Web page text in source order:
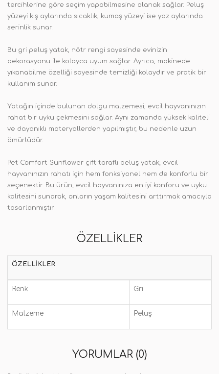
tercihlerine göre seçim yapabilmesine olanak sağlar. Peluş
yüzeyi kış aylarında sıcaklık, kumaş yüzeyi ise yaz aylarında
serinlik sunar.
Bu gri peluş yatak, nötr rengi sayesinde evinizin
dekorasyonu ile kolayca uyum sağlar. Ayrıca, makinede
yıkanabilme özelliği sayesinde temizliği kolaydır ve pratik bir
kullanım sunar.
Yatağın içinde bulunan dolgu malzemesi, evcil hayvanınızın
rahat bir uyku çekmesini sağlar. Aynı zamanda yüksek kaliteli
ve dayanıklı materyallerden yapılmıştır, bu nedenle uzun
ömürlüdür.
Pet Comfort Sunflower çift taraflı peluş yatak, evcil
hayvanınızın rahatı için hem fonksiyonel hem de konforlu bir
seçenektir. Bu ürün, evcil hayvanınıza en iyi konforu ve uyku
kalitesini sunarak, onların yaşam kalitesini arttırmak amacıyla
tasarlanmıştır.
ÖZELLIKLER
ÖZELLIKLER
Renk Gri
Malzeme Peluş
YORUMLAR (0)